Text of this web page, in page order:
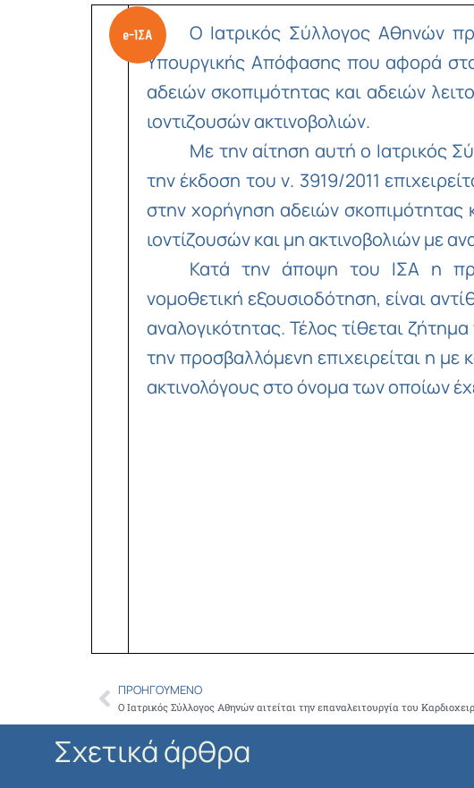
Ο Ιατρικός Σύλλογος Αθηνών
Υπουργικής Απόφασης που αφορά
αδειών σκοπιμότητας και αδειών
ιοντιζουσών ακτινοβολιών.
Με την αίτηση αυτή ο Ιατρικός
την έκδοση του ν. 3919/2011
στην χορήγηση αδειών σκοπιμότητας
ιοντίζουσών και μη ακτινοβολιών με
Κατά την άποψη του ΙΣΑ η
νομοθετική εξουσιοδότηση, είναι
αναλογικότητας. Τέλος τίθεται
την προσβαλλόμενη επιχειρείται η με
ακτινολόγους στο όνομα των οποίων
Prev
ΠΡΟΗΓΟΎΜΕΝΟ
Σχετικά άρθρα